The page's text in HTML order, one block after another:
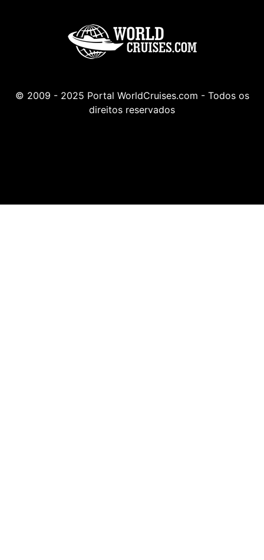
© 2009 - 2025 Portal WorldCruises.com - Todos os
direitos reservados